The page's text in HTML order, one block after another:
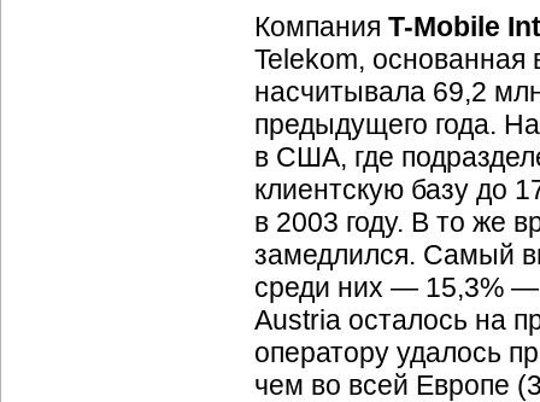
Компания T-Mobile
Telekom, основанная
насчитывала 69,2
предыдущего года.
в США, где
клиентскую базу до
в 2003 году. В то же
замедлился. Самый
среди них — 15,3%
Austria осталось на
оператору удалось
чем во всей Европе